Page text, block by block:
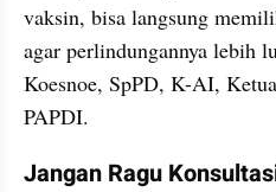
vaksin, bisa langsung
agar perlindungannya lebih
Koesnoe, SpPD, K-AI,
PAPDI.
Jangan Ragu